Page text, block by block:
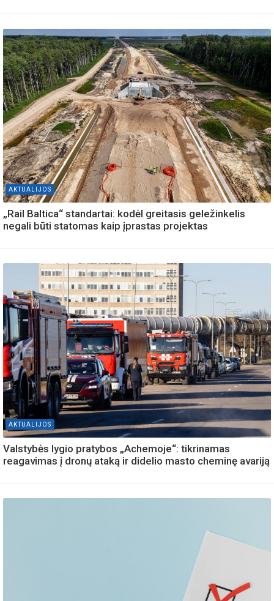
AKTUALIJOS
„Rail Baltica“ standartai: kodėl greitasis geležinkelis
negali būti statomas kaip įprastas projektas
AKTUALIJOS
Valstybės lygio pratybos „Achemoje“: tikrinamas
reagavimas į dronų ataką ir didelio masto cheminę avariją